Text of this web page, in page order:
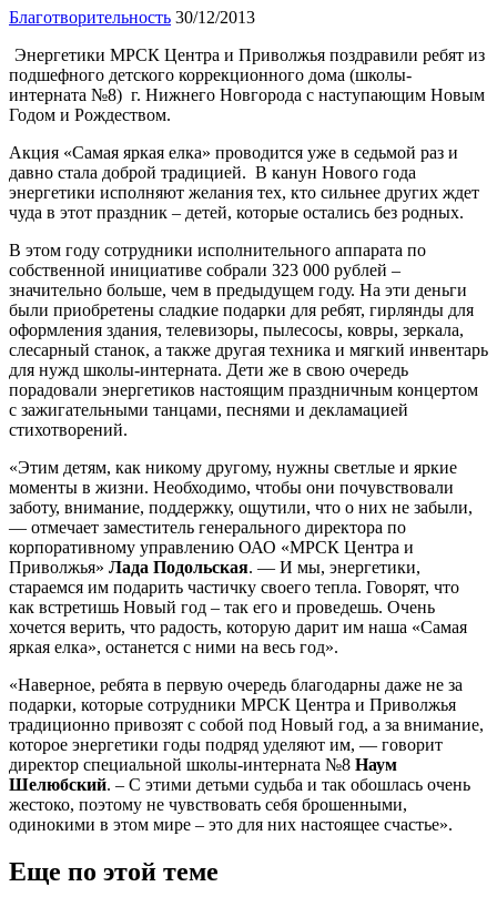
Благотворительность 30/12/2013
Энергетики МРСК Центра и Приволжья поздравили ребят из
подшефного детского коррекционного дома (школы-
интерната №8) г. Нижнего Новгорода с наступающим Новым
Годом и Рождеством.
Акция «Самая яркая елка» проводится уже в седьмой раз и
давно стала доброй традицией. В канун Нового года
энергетики исполняют желания тех, кто сильнее других ждет
чуда в этот праздник – детей, которые остались без родных.
В этом году сотрудники исполнительного аппарата по
собственной инициативе собрали 323 000 рублей –
значительно больше, чем в предыдущем году. На эти деньги
были приобретены сладкие подарки для ребят, гирлянды для
оформления здания, телевизоры, пылесосы, ковры, зеркала,
слесарный станок, а также другая техника и мягкий инвентарь
для нужд школы-интерната. Дети же в свою очередь
порадовали энергетиков настоящим праздничным концертом
с зажигательными танцами, песнями и декламацией
стихотворений.
«Этим детям, как никому другому, нужны светлые и яркие
моменты в жизни. Необходимо, чтобы они почувствовали
заботу, внимание, поддержку, ощутили, что о них не забыли,
— отмечает заместитель генерального директора по
корпоративному управлению ОАО «МРСК Центра и
Приволжья» Лада Подольская. — И мы, энергетики,
стараемся им подарить частичку своего тепла. Говорят, что
как встретишь Новый год – так его и проведешь. Очень
хочется верить, что радость, которую дарит им наша «Самая
яркая елка», останется с ними на весь год».
«Наверное, ребята в первую очередь благодарны даже не за
подарки, которые сотрудники МРСК Центра и Приволжья
традиционно привозят с собой под Новый год, а за внимание,
которое энергетики годы подряд уделяют им, — говорит
директор специальной школы-интерната №8 Наум
Шелюбский. – С этими детьми судьба и так обошлась очень
жестоко, поэтому не чувствовать себя брошенными,
одинокими в этом мире – это для них настоящее счастье».
Еще по этой теме